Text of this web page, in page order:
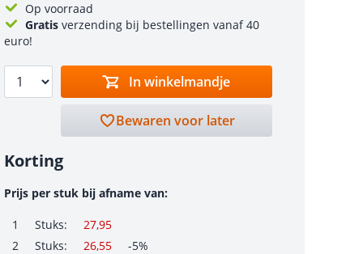
Op voorraad
Gratis verzending bij bestellingen vanaf 40
euro!
In winkelmandje
Bewaren voor later
Korting
Prijs per stuk bij afname van:
1 Stuks:
27,95
2
Stuks: 26,55
-5%